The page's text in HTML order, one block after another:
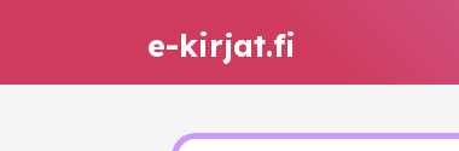
e-kirjat.fi